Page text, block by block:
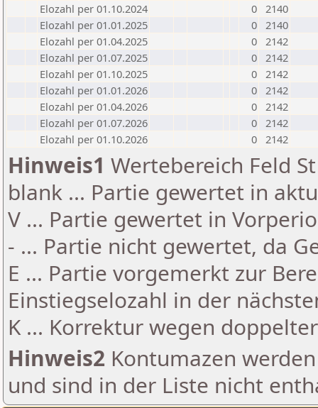
Elozahl per 01.10.2024
0 2140
Elozahl per 01.01.2025
0 2140
Elozahl per 01.04.2025
0 2142
Elozahl per 01.07.2025
0 2142
Elozahl per 01.10.2025
0 2142
Elozahl per 01.01.2026
0 2142
Elozahl per 01.04.2026
0 2142
Elozahl per 01.07.2026
0 2142
Elozahl per 01.10.2026
0 2142
Hinweis1 Wertebereich Feld
blank ... Partie gewertet in
V ... Partie gewertet in
- ... Partie nicht gewertet, da
E ... Partie vorgemerkt zur
Einstiegselozahl in der
K ... Korrektur wegen
Hinweis2 Kontumazen
und sind in der Liste nicht